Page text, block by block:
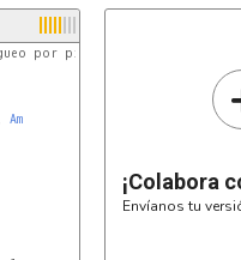
por pisada y se repite 2
Am
¡Colabora
Envíanos tu